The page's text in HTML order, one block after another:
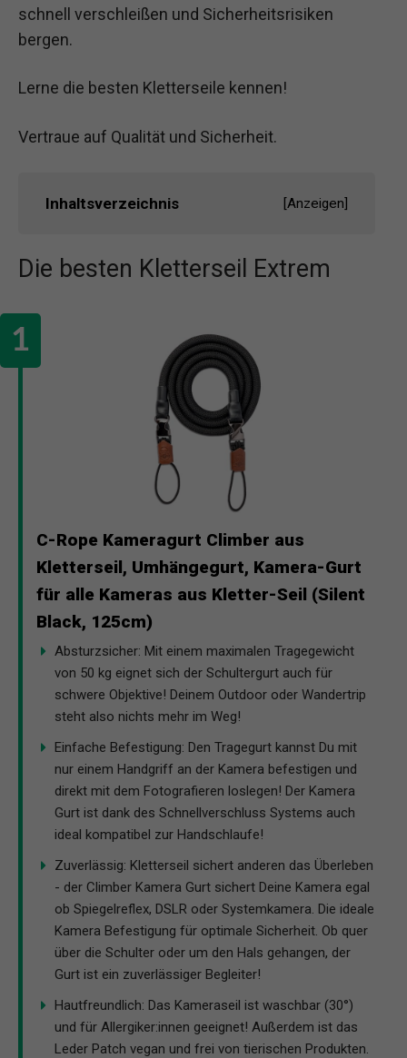
schnell verschleißen und Sicherheitsrisiken
bergen.
Lerne die besten Kletterseile kennen!
Vertraue auf Qualität und Sicherheit.
Inhaltsverzeichnis [Anzeigen]
Die besten Kletterseil Extrem
C-Rope Kameragurt Climber aus
Kletterseil, Umhängegurt, Kamera-Gurt
für alle Kameras aus Kletter-Seil (Silent
Black, 125cm)
Absturzsicher: Mit einem maximalen Tragegewicht
von 50 kg eignet sich der Schultergurt auch für
schwere Objektive! Deinem Outdoor oder Wandertrip
steht also nichts mehr im Weg!
Einfache Befestigung: Den Tragegurt kannst Du mit
nur einem Handgriff an der Kamera befestigen und
direkt mit dem Fotografieren loslegen! Der Kamera
Gurt ist dank des Schnellverschluss Systems auch
ideal kompatibel zur Handschlaufe!
Zuverlässig: Kletterseil sichert anderen das Überleben
- der Climber Kamera Gurt sichert Deine Kamera egal
ob Spiegelreflex, DSLR oder Systemkamera. Die ideale
Kamera Befestigung für optimale Sicherheit. Ob quer
über die Schulter oder um den Hals gehangen, der
Gurt ist ein zuverlässiger Begleiter!
Hautfreundlich: Das Kameraseil ist waschbar (30°)
und für Allergiker:innen geeignet! Außerdem ist das
Leder Patch vegan und frei von tierischen Produkten.